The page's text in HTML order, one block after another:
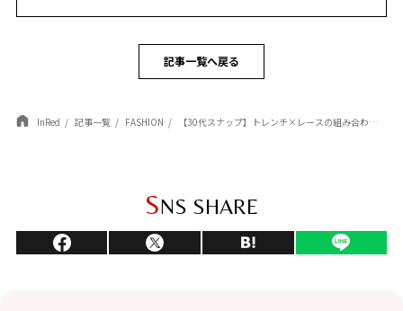
記事一覧へ戻る
InRed 記事一覧 FASHION 【30代スナップ】トレンチ×レースの組み合わせでほんのり甘く。大人が着こなす春のクラシカルスタイル
SNS SHARE